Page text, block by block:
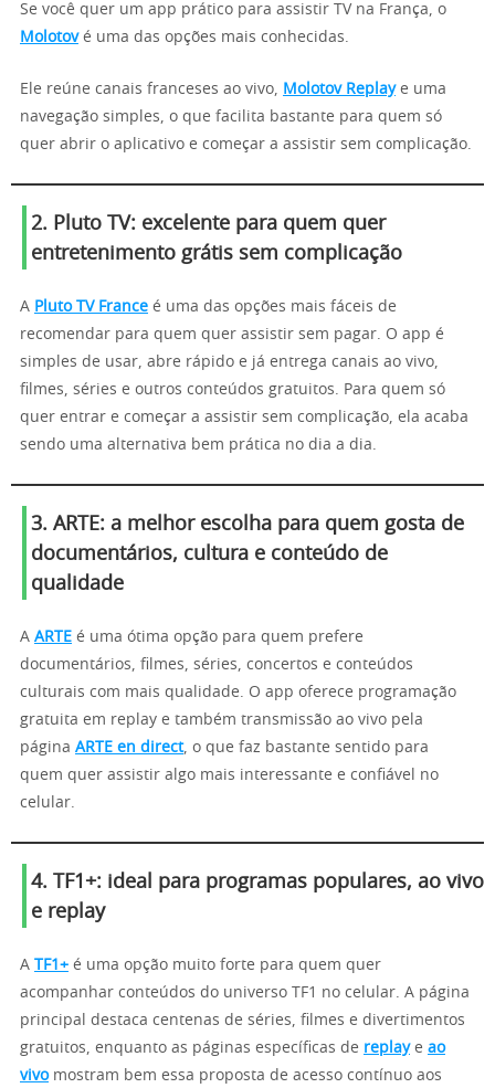
Se você quer um app prático para assistir TV na França, o
Molotové uma das opções mais conhecidas.
Ele reúne canais franceses ao vivo, Molotov Replaye uma
navegação simples, o que facilita bastante para quem só
quer abrir o aplicativo e começar a assistir sem complicação.
2. Pluto TV: excelente para quem quer
entretenimento grátis sem complicação
A Pluto TV France é uma das opções mais fáceis de
recomendar para quem quer assistir sem pagar. O app é
simples de usar, abre rápido e já entrega canais ao vivo,
filmes, séries e outros conteúdos gratuitos. Para quem só
quer entrar e começar a assistir sem complicação, ela acaba
sendo uma alternativa bem prática no dia a dia.
3. ARTE: a melhor escolha para quem gosta de
documentários, cultura e conteúdo de
qualidade
A ARTE é uma ótima opção para quem prefere
documentários, filmes, séries, concertos e conteúdos
culturais com mais qualidade. O app oferece programação
gratuita em replay e também transmissão ao vivo pela
página ARTE en direct, o que faz bastante sentido para
quem quer assistir algo mais interessante e confiável no
celular.
4. TF1+: ideal para programas populares, ao vivo
e replay
A TF1+ é uma opção muito forte para quem quer
acompanhar conteúdos do universo TF1 no celular. A página
principal destaca centenas de séries, filmes e divertimentos
gratuitos, enquanto as páginas específicas de replaye ao
vivomostram bem essa proposta de acesso contínuo aos